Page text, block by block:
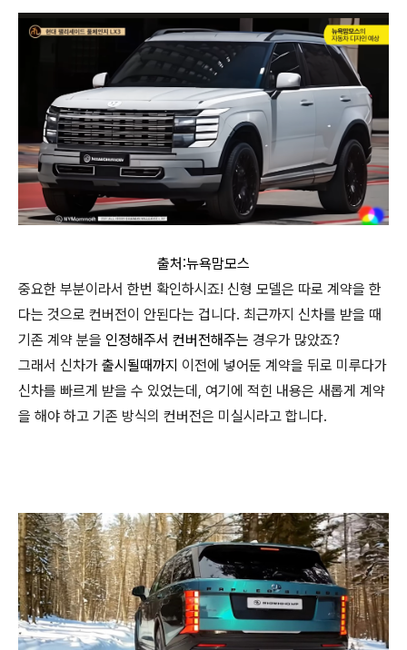
출처:뉴욕맘모스
중요한 부분이라서 한번 확인하시죠! 신형 모델은 따로 계약을 한
다는 것으로 컨버전이 안된다는 겁니다. 최근까지 신차를 받을 때
기존 계약 분을 인정해주서 컨버전해주는 경우가 많았죠?
그래서 신차가 출시될때까지 이전에 넣어둔 계약을 뒤로 미루다가
신차를 빠르게 받을 수 있었는데, 여기에 적힌 내용은 새롭게 계약
을 해야 하고 기존 방식의 컨버전은 미실시라고 합니다.